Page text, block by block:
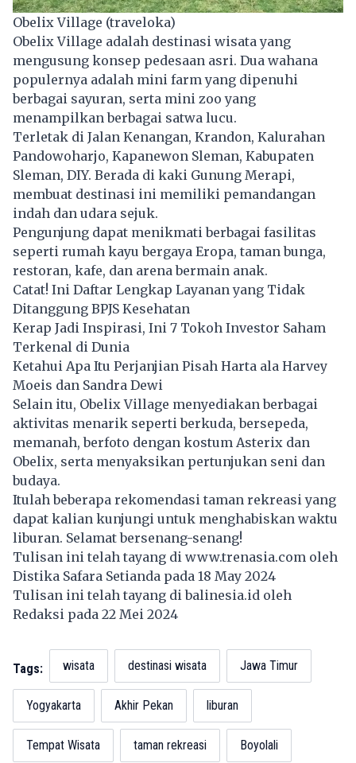
Obelix Village (traveloka)
Obelix Village adalah destinasi wisata yang
mengusung konsep pedesaan asri. Dua wahana
populernya adalah mini farm yang dipenuhi
berbagai sayuran, serta mini zoo yang
menampilkan berbagai satwa lucu.
Terletak di Jalan Kenangan, Krandon, Kalurahan
Pandowoharjo, Kapanewon Sleman, Kabupaten
Sleman, DIY. Berada di kaki Gunung Merapi,
membuat destinasi ini memiliki pemandangan
indah dan udara sejuk.
Pengunjung dapat menikmati berbagai fasilitas
seperti rumah kayu bergaya Eropa, taman bunga,
restoran, kafe, dan arena bermain anak.
Catat! Ini Daftar Lengkap Layanan yang Tidak
Ditanggung BPJS Kesehatan
Kerap Jadi Inspirasi, Ini 7 Tokoh Investor Saham
Terkenal di Dunia
Ketahui Apa Itu Perjanjian Pisah Harta ala Harvey
Moeis dan Sandra Dewi
Selain itu, Obelix Village menyediakan berbagai
aktivitas menarik seperti berkuda, bersepeda,
memanah, berfoto dengan kostum Asterix dan
Obelix, serta menyaksikan pertunjukan seni dan
budaya.
Itulah beberapa rekomendasi taman rekreasiyang
dapat kalian kunjungi untuk menghabiskan waktu
liburan. Selamat bersenang-senang!
Tulisan ini telah tayang di www.trenasia.com oleh
Distika Safara Setianda pada 18 May 2024
Tulisan ini telah tayang dibalinesia.id oleh
Redaksi pada 22 Mei 2024
Tags: wisata destinasi wisata Jawa Timur
Yogyakarta Akhir Pekan liburan
Tempat Wisata taman rekreasi Boyolali